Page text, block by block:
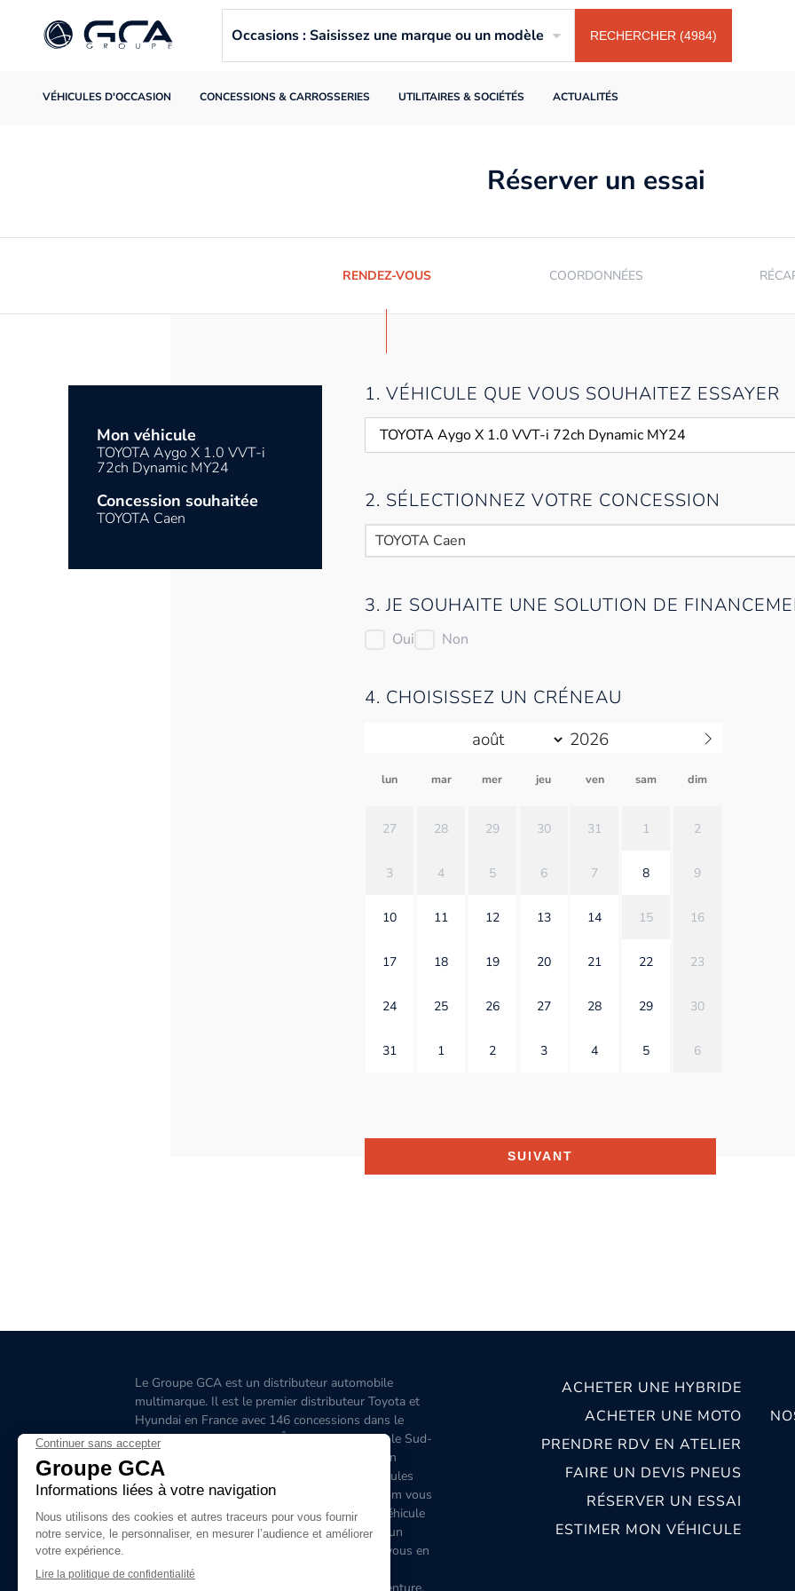
VÉHICULES D'OCCASION CONCESSIONS & CARROSSERIES UTILITAIRES & SOCIÉTÉS ACTUALITÉS
Occasions : Saisissez une marque ou un modèle RECHERCHER (4984)
Réserver un essai
RENDEZ-VOUS COORDONNÉES
Mon véhicule
TOYOTA Aygo X 1.0 VVT-i
72ch Dynamic MY24
Concession souhaitée
TOYOTA Caen
1. VÉHICULE QUE VOUS SOUHAITEZ ESSAYER
2. SÉLECTIONNEZ VOTRE CONCESSION
TOYOTA Caen
3. JE SOUHAITE UNE SOLUTION DE
Oui Non
4. CHOISISSEZ UN CRÉNEAU
lun mar mer jeu ven sam dim
27 28 29 30 31 1 2
3 4 5 6 7 8 9
10 11 12 13 14 15 16
17 18 19 20 21 22 23
24 25 26 27 28 29 30
31 1 2 3 4 5 6
SUIVANT
Le Groupe GCA est un distributeur automobile
multimarque. Il est le premier distributeur Toyota et
Hyundai en France avec 146 concessions dans le
Grand-Ouest, l’Aquitaine, l'Île-de-France, l'Est, le Sud-
Ouest, le Sud-Est, la Corse et 6 concessions en
Belgique. C'est le premier distributeur de véhicules
hybrides en France. Le site www.groupegca.com vous
permet de trouver facilement votre prochain véhicule
d'occasion. Le réseau Groupe GCA c'est aussi un
service après-vente de qualité, prenez rendez-vous en
ligne.
Le Groupe GCA recrute, lancez-vous dans l'aventure,
ACHETER UNE HYBRIDE
ACHETER UNE MOTO
PRENDRE RDV EN ATELIER
FAIRE UN DEVIS PNEUS
RÉSERVER UN ESSAI
ESTIMER MON VÉHICULE